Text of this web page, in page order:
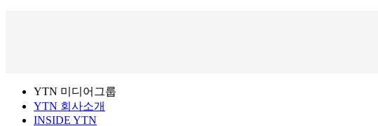
YTN 미디어그룹
YTN 회사소개
INSIDE YTN